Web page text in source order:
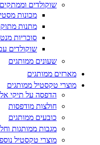
שוקולדים וממתקים
מכונות
מתנות
סוכריות
שוקולדים
שעונים ממותגים
מארזים ממותגים
מוצרי טקסטיל ממותגים
הדפסה על תיקי
חולצות מודפסות
כובעים ממותגים
מגבות ממותגות
מוצרי טקסטיל